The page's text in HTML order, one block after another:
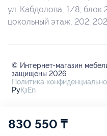
ул. Кабдолова, 1/8, блок
цокольный этаж, 202;
© Интернет-магазин
защищены 2026
Политика
РуҚзEn
830 550 ₸